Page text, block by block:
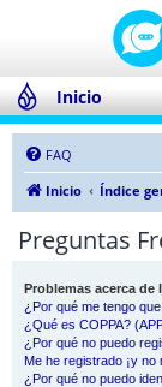
Inicio
FAQ
Inicio
Índice
Preguntas
Problemas acerca
¿Por qué me tengo
¿Qué es COPPA?
¿Por qué no puedo
Me he registrado ¡y no
¿Por qué no puedo